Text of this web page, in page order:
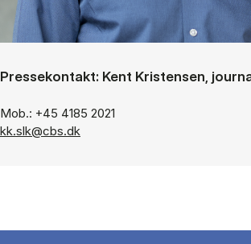
Pressekontakt: Kent Kristensen,
Mob.: +45 4185 2021
kk.slk@cbs.dk